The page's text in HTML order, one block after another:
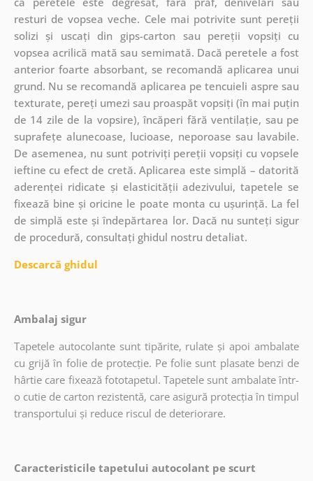
resturi de vopsea veche. Cele mai potrivite sunt pereții
solizi și uscați din gips-carton sau pereții vopsiți cu
vopsea acrilică mată sau semimată. Dacă peretele a fost
anterior foarte absorbant, se recomandă aplicarea unui
grund. Nu se recomandă aplicarea pe tencuieli aspre sau
texturate, pereți umezi sau proaspăt vopsiți (în mai puțin
de 14 zile de la vopsire), încăperi fără ventilație, sau pe
suprafețe alunecoase, lucioase, neporoase sau lavabile.
De asemenea, nu sunt potriviți pereții vopsiți cu vopsele
ieftine cu efect de cretă. Aplicarea este simplă – datorită
aderenței ridicate și elasticității adezivului, tapetele se
fixează bine și oricine le poate monta cu ușurință. La fel
de simplă este și îndepărtarea lor. Dacă nu sunteți sigur
de procedură, consultați ghidul nostru detaliat.
Descarcă ghidul
Ambalaj sigur
Tapetele autocolante sunt tipărite, rulate și apoi ambalate
cu grijă în folie de protecție. Pe folie sunt plasate benzi de
hârtie care fixează fototapetul. Tapetele sunt ambalate într-
o cutie de carton rezistentă, care asigură protecția în timpul
transportului și reduce riscul de deteriorare.
Caracteristicile tapetului autocolant pe scurt